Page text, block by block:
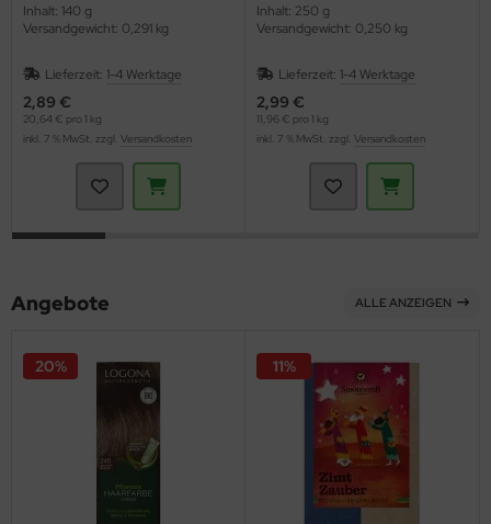
Inhalt: 140 g
Versandgewicht: 0,291 kg
Lieferzeit: 1-4 Werktage
2,89 €
20,64 € pro 1 kg
inkl. 7 % MwSt. zzgl. Versandkosten
Inhalt: 250 g
Versandgewicht: 0,250 kg
Lieferzeit: 1-4 Werktage
2,99 €
11,96 € pro 1 kg
inkl. 7 % MwSt. zzgl. Versandkosten
Angebote ALLE ANZEIGEN
20% 11%